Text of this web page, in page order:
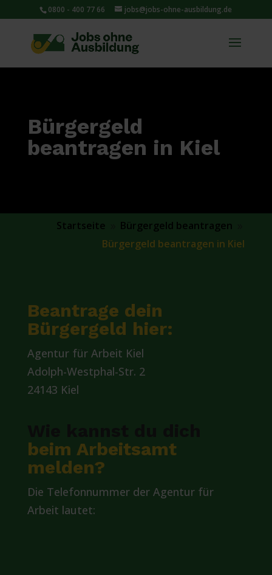
0800 - 400 77 66 jobs@jobs-ohne-ausbildung.de
Bürgergeld
beantragen in Kiel
Startseite Bürgergeld beantragen
Bürgergeld beantragen in Kiel
Beantrage dein
Bürgergeld hier:
Agentur für Arbeit Kiel
Adolph-Westphal-Str. 2
24143 Kiel
beim Arbeitsamt
melden?
Die Telefonnummer der Agentur für
Arbeit lautet: